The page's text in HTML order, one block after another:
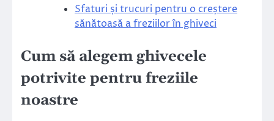
Sfaturi și trucuri pentru o creștere
sănătoasă a freziilor în ghiveci
Cum să alegem ghivecele
potrivite pentru freziile
noastre